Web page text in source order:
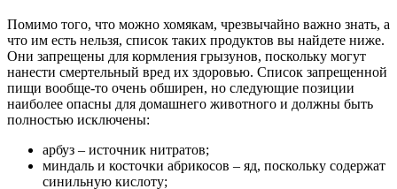
Помимо того, что можно хомякам, чрезвычайно важно знать, а
что им есть нельзя, список таких продуктов вы найдете ниже.
Они запрещены для кормления грызунов, поскольку могут
нанести смертельный вред их здоровью. Список запрещенной
пищи вообще-то очень обширен, но следующие позиции
наиболее опасны для домашнего животного и должны быть
полностью исключены:
арбуз – источник нитратов;
миндаль и косточки абрикосов – яд, поскольку содержат
синильную кислоту;